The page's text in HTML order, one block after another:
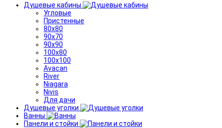
Душевые кабины
Угловые
Пристенные
80x80
90x70
90x90
100x80
100x100
Avacan
River
Niagara
Nivis
Для дачи
Душевые уголки
Ванны
Панели и стойки